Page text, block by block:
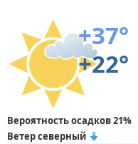
+37°
+22°
Вероятность осадков 21%
Ветер северный